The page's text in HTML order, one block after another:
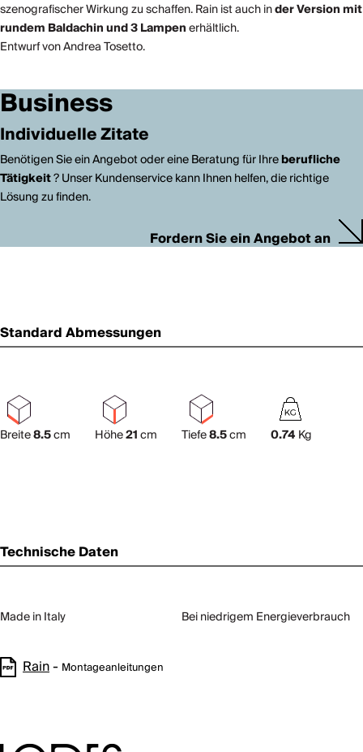
szenografischer Wirkung zu schaffen. Rain ist auch inder Version mit
rundem Baldachin und 3 Lampenerhältlich.
Entwurf von Andrea Tosetto.
Business
Individuelle Zitate
Benötigen Sie ein Angebot oder eine Beratung für Ihreberufliche
Tätigkeit? Unser Kundenservice kann Ihnen helfen, die richtige
Lösung zu finden.
Fordern Sie ein Angebot an
Standard Abmessungen
Breite8.5cm Höhe21cm Tiefe8.5cm 0.74 Kg
Technische Daten
Made in Italy Bei niedrigem Energieverbrauch
Rain- Montageanleitungen